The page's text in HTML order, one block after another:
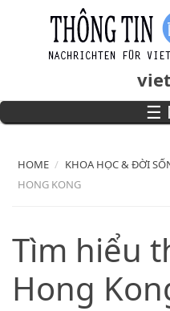
Skip to main content
Main menu
☰
HOME KHOA HỌC & ĐỜI
HONG KONG
Tìm hiểu
Hong